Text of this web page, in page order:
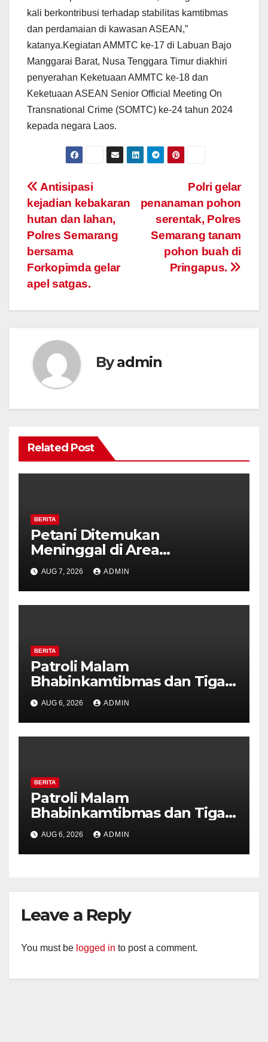
kali berkontribusi terhadap stabilitas kamtibmas
dan perdamaian di kawasan ASEAN,”
katanya.Kegiatan AMMTC ke-17 di Labuan Bajo
Manggarai Barat, Nusa Tenggara Timur diakhiri
penyerahan Keketuaan AMMTC ke-18 dan
Keketuaan ASEAN Senior Official Meeting On
Transnational Crime (SOMTC) ke-24 tahun 2024
kepada negara Laos.
Post
navigation
Polri gelar
penanaman pohon
serentak, Polres
Semarang tanam
pohon buah di
Pringapus.
Antisipasi
kejadian kebakaran
hutan dan lahan,
Polres Semarang
bersama
Forkopimda gelar
apel satgas.
Byadmin
Related Post
BERITA
Petani Ditemukan
Meninggal di Area
Persawahan Kalibeji, Polisi
Pastikan Tidak Ada Tanda
Kekerasan
AUG 7, 2026 ADMIN
BERITA
Patroli Malam
Bhabinkamtibmas dan Tiga
Pilar Kelurahan Ungaran
Perkuat Kamtibmas, Warga
Diajak Aktifkan Ronda
AUG 6, 2026 ADMIN
BERITA
Patroli Malam
Bhabinkamtibmas dan Tiga
Pilar Kelurahan Ungaran
Perkuat Kamtibmas, Warga
Diajak Aktifkan Ronda
AUG 6, 2026 ADMIN
Leave a Reply
You must be logged in to post a comment.